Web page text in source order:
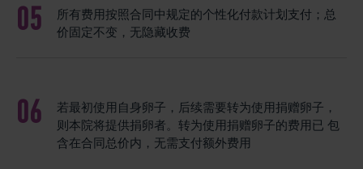
所有费用按照合同中规定的个性化付款计划支付；总
价固定不变，无隐藏收费
若最初使用自身卵子，后续需要转为使用捐赠卵子，
则本院将提供捐卵者。转为使用捐赠卵子的费用已 包
含在合同总价内，无需支付额外费用